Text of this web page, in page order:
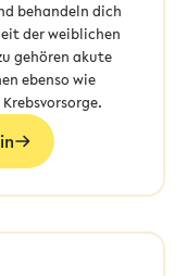
behandeln dich
der weiblichen
gehören akute
ebenso wie